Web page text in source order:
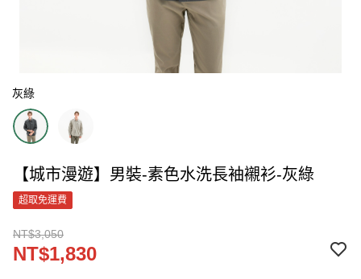
灰綠
【城市漫遊】男裝-素色水洗長袖襯衫-灰綠
超取免運費
NT$3,050
NT$1,830